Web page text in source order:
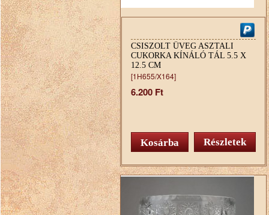
CSISZOLT ÜVEG ASZTALI
CUKORKA KÍNÁLÓ TÁL 5.5 X
12.5 CM
[1H655/X164]
6.200 Ft
Részletek